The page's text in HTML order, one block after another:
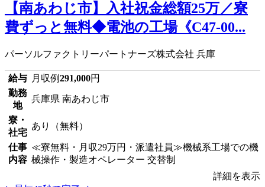
【南あわじ市】入社祝金総額25万／寮
費ずっと無料◆電池の工場《C47-00...
パーソルファクトリーパートナーズ株式会社 兵庫
給与 月収例291,000円
勤務
地
兵庫県 南あわじ市
寮・
社宅
あり（無料）
仕事
内容
≪寮無料・月収29万円・派遣社員≫機械系工場での機
械操作・製造オペレーター 交替制
詳細を表示